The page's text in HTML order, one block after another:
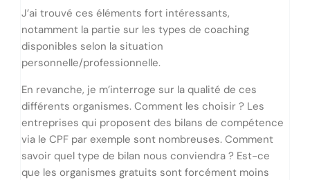
J’ai trouvé ces éléments fort intéressants,
notamment la partie sur les types de coaching
disponibles selon la situation
personnelle/professionnelle.
En revanche, je m’interroge sur la qualité de ces
différents organismes. Comment les choisir ? Les
entreprises qui proposent des bilans de compétence
via le CPF par exemple sont nombreuses. Comment
savoir quel type de bilan nous conviendra ? Est-ce
que les organismes gratuits sont forcément moins